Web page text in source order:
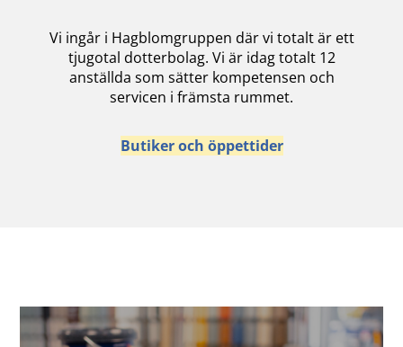
Vi ingår i Hagblomgruppen där vi totalt är ett
tjugotal dotterbolag. Vi är idag totalt 12
anställda som sätter kompetensen och
servicen i främsta rummet.
Butiker och öppettider